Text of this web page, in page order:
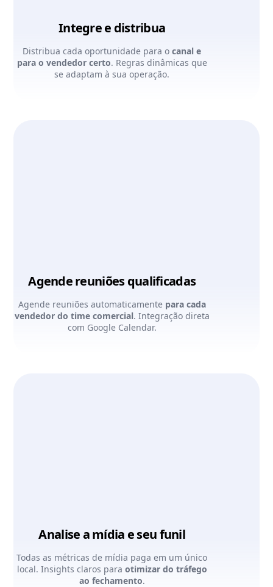
Integre e distribua
Distribua cada oportunidade para ocanal e
para o vendedor certo. Regras dinâmicas que
se adaptam à sua operação.
Agende reuniões qualificadas
Agende reuniões automaticamente para cada
vendedor do time comercial. Integração direta
com Google Calendar.
Analise a mídia e seu funil
Todas as métricas de mídia paga em um único
local. Insights claros para otimizar do tráfego
ao fechamento.